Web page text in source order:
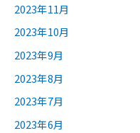
2023年11月
2023年10月
2023年9月
2023年8月
2023年7月
2023年6月